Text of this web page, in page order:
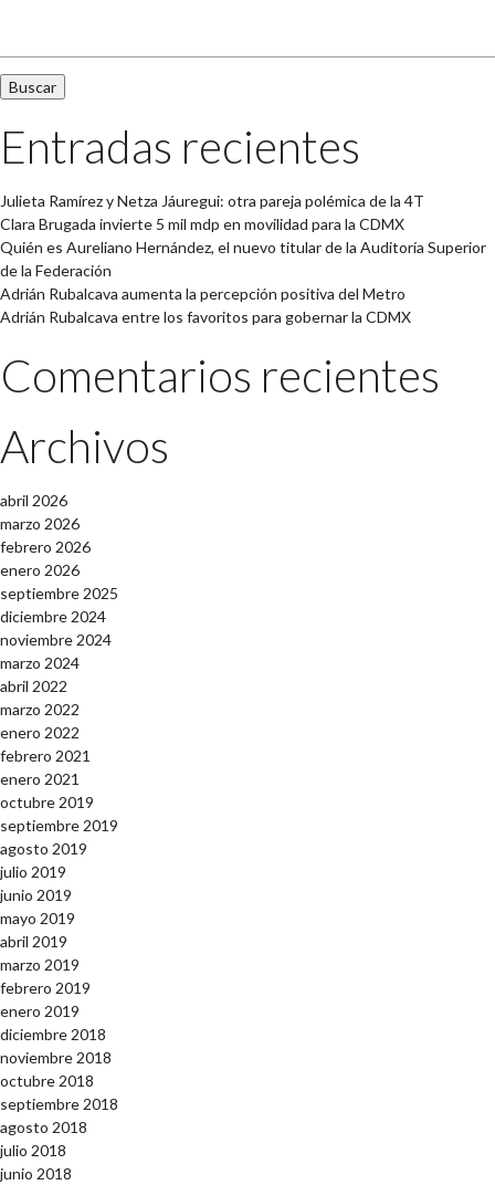
Entradas recientes
Julieta Ramírez y Netza Jáuregui: otra pareja polémica de la 4T
Clara Brugada invierte 5 mil mdp en movilidad para la CDMX
Quién es Aureliano Hernández, el nuevo titular de la Auditoría Superior
de la Federación
Adrián Rubalcava aumenta la percepción positiva del Metro
Adrián Rubalcava entre los favoritos para gobernar la CDMX
Comentarios recientes
Archivos
abril 2026
marzo 2026
febrero 2026
enero 2026
septiembre 2025
diciembre 2024
noviembre 2024
marzo 2024
abril 2022
marzo 2022
enero 2022
febrero 2021
enero 2021
octubre 2019
septiembre 2019
agosto 2019
julio 2019
junio 2019
mayo 2019
abril 2019
marzo 2019
febrero 2019
enero 2019
diciembre 2018
noviembre 2018
octubre 2018
septiembre 2018
agosto 2018
julio 2018
junio 2018